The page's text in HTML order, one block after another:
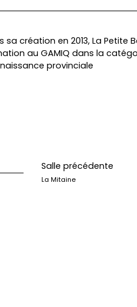
sa création en 2013, La
au GAMIQ dans la
provinciale
Salle précédente
La Mitaine